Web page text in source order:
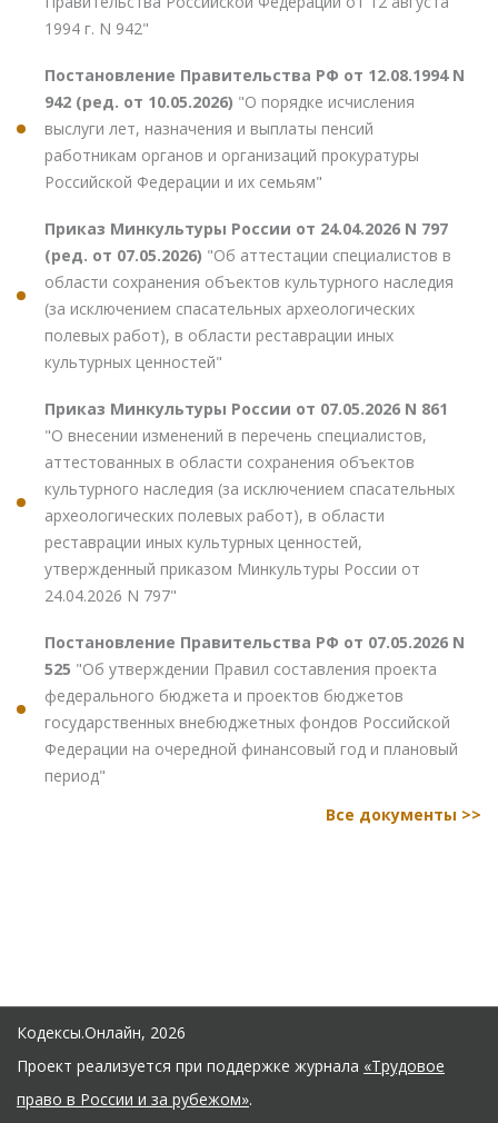
1994 г. N 942"
Постановление Правительства РФ от 12.08.1994 N
942 (ред. от 10.05.2026) "О порядке исчисления
выслуги лет, назначения и выплаты пенсий
работникам органов и организаций прокуратуры
Российской Федерации и их семьям"
Приказ Минкультуры России от 24.04.2026 N 797
(ред. от 07.05.2026) "Об аттестации специалистов в
области сохранения объектов культурного наследия
(за исключением спасательных археологических
полевых работ), в области реставрации иных
культурных ценностей"
Приказ Минкультуры России от 07.05.2026 N 861
"О внесении изменений в перечень специалистов,
аттестованных в области сохранения объектов
культурного наследия (за исключением спасательных
археологических полевых работ), в области
реставрации иных культурных ценностей,
утвержденный приказом Минкультуры России от
24.04.2026 N 797"
Постановление Правительства РФ от 07.05.2026 N
525 "Об утверждении Правил составления проекта
федерального бюджета и проектов бюджетов
государственных внебюджетных фондов Российской
Федерации на очередной финансовый год и плановый
период"
Все документы >>
Кодексы.Онлайн, 2026
Проект реализуется при поддержке журнала «Трудовое
право в России и за рубежом».